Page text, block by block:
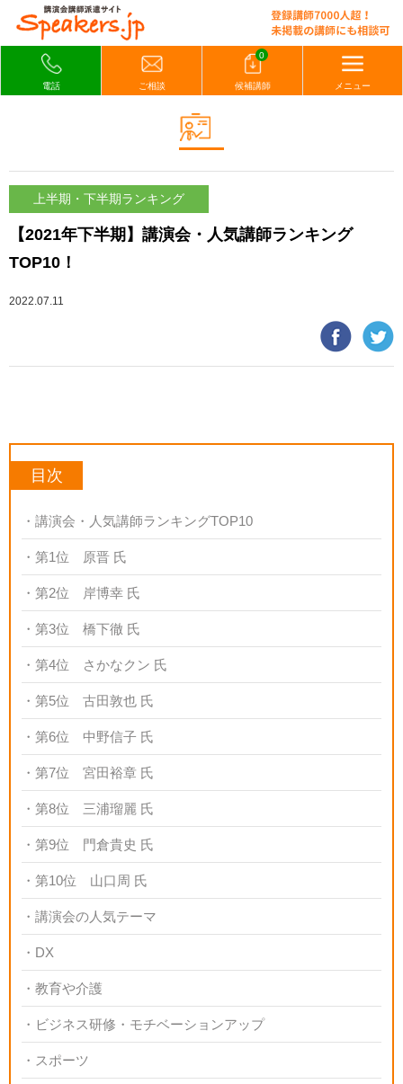
電話 ご相談
0
候補講師 メニュー
上半期・下半期ランキング
【2021年下半期】講演会・人気講師ランキング
TOP10！
2022.07.11
目次
講演会・人気講師ランキングTOP10
第1位 原晋 氏
第2位 岸博幸 氏
第3位 橋下徹 氏
第4位 さかなクン 氏
第5位 古田敦也 氏
第6位 中野信子 氏
第7位 宮田裕章 氏
第8位 三浦瑠麗 氏
第9位 門倉貴史 氏
第10位 山口周 氏
講演会の人気テーマ
DX
教育や介護
ビジネス研修・モチベーションアップ
スポーツ